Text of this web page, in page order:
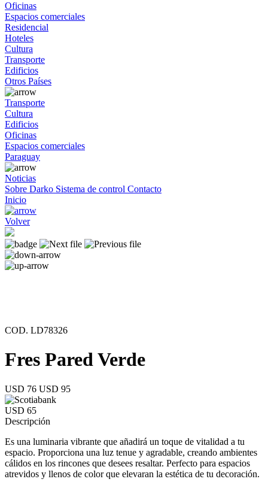
Oficinas
Espacios comerciales
Residencial
Hoteles
Cultura
Transporte
Edificios
Otros Países
Transporte
Cultura
Edificios
Oficinas
Espacios comerciales
Paraguay
Noticias
Sobre Darko Sistema de control Contacto
Inicio
Volver
COD. LD78326
Fres Pared Verde
USD 76 USD 95
USD 65
Descripción
Es una luminaria vibrante que añadirá un toque de vitalidad a tu
espacio. Proporciona una luz tenue y agradable, creando ambientes
cálidos en los rincones que desees resaltar. Perfecto para espacios
atrevidos y llenos de color que elevaran la estética de tu decoración.